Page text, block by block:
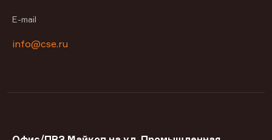
E-mail
info@cse.ru